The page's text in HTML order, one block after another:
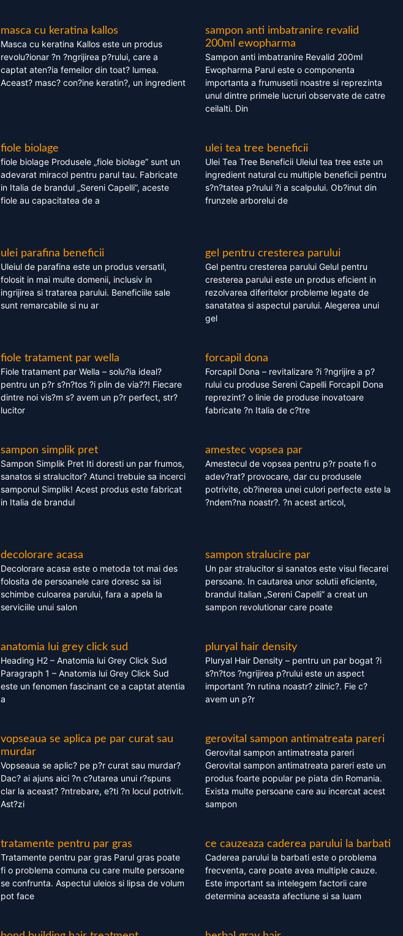
masca cu keratina kallos
Masca cu keratina Kallos este un produs
revolu?ionar ?n ?ngrijirea p?rului, care a
captat aten?ia femeilor din toat? lumea.
Aceast? masc? con?ine keratin?, un ingredient
sampon anti imbatranire revalid
200ml ewopharma
Sampon anti imbatranire Revalid 200ml
Ewopharma Parul este o componenta
importanta a frumusetii noastre si reprezinta
unul dintre primele lucruri observate de catre
ceilalti. Din
fiole biolage
fiole biolage Produsele „fiole biolage” sunt un
adevarat miracol pentru parul tau. Fabricate
in Italia de brandul „Sereni Capelli”, aceste
fiole au capacitatea de a
ulei tea tree beneficii
Ulei Tea Tree Beneficii Uleiul tea tree este un
ingredient natural cu multiple beneficii pentru
s?n?tatea p?rului ?i a scalpului. Ob?inut din
frunzele arborelui de
ulei parafina beneficii
Uleiul de parafina este un produs versatil,
folosit in mai multe domenii, inclusiv in
ingrijirea si tratarea parului. Beneficiile sale
sunt remarcabile si nu ar
gel pentru cresterea parului
Gel pentru cresterea parului Gelul pentru
cresterea parului este un produs eficient in
rezolvarea diferitelor probleme legate de
sanatatea si aspectul parului. Alegerea unui
gel
fiole tratament par wella
Fiole tratament par Wella – solu?ia ideal?
pentru un p?r s?n?tos ?i plin de via??! Fiecare
dintre noi vis?m s? avem un p?r perfect, str?
lucitor
forcapil dona
Forcapil Dona – revitalizare ?i ?ngrijire a p?
rului cu produse Sereni Capelli Forcapil Dona
reprezint? o linie de produse inovatoare
fabricate ?n Italia de c?tre
sampon simplik pret
Sampon Simplik Pret Iti doresti un par frumos,
sanatos si stralucitor? Atunci trebuie sa incerci
samponul Simplik! Acest produs este fabricat
in Italia de brandul
amestec vopsea par
Amestecul de vopsea pentru p?r poate fi o
adev?rat? provocare, dar cu produsele
potrivite, ob?inerea unei culori perfecte este la
?ndem?na noastr?. ?n acest articol,
decolorare acasa
Decolorare acasa este o metoda tot mai des
folosita de persoanele care doresc sa isi
schimbe culoarea parului, fara a apela la
serviciile unui salon
sampon stralucire par
Un par stralucitor si sanatos este visul fiecarei
persoane. In cautarea unor solutii eficiente,
brandul italian „Sereni Capelli” a creat un
sampon revolutionar care poate
anatomia lui grey click sud
Heading H2 – Anatomia lui Grey Click Sud
Paragraph 1 – Anatomia lui Grey Click Sud
este un fenomen fascinant ce a captat atentia
a
pluryal hair density
Pluryal Hair Density – pentru un par bogat ?i
s?n?tos ?ngrijirea p?rului este un aspect
important ?n rutina noastr? zilnic?. Fie c?
avem un p?r
vopseaua se aplica pe par curat sau
murdar
Vopseaua se aplic? pe p?r curat sau murdar?
Dac? ai ajuns aici ?n c?utarea unui r?spuns
clar la aceast? ?ntrebare, e?ti ?n locul potrivit.
Ast?zi
gerovital sampon antimatreata pareri
Gerovital sampon antimatreata pareri
Gerovital sampon antimatreata pareri este un
produs foarte popular pe piata din Romania.
Exista multe persoane care au incercat acest
sampon
tratamente pentru par gras
Tratamente pentru par gras Parul gras poate
fi o problema comuna cu care multe persoane
se confrunta. Aspectul uleios si lipsa de volum
pot face
ce cauzeaza caderea parului la barbati
Caderea parului la barbati este o problema
frecventa, care poate avea multiple cauze.
Este important sa intelegem factorii care
determina aceasta afectiune si sa luam